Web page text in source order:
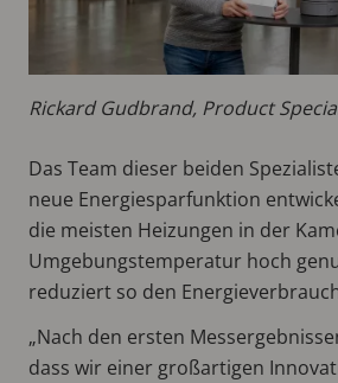
Rickard Gudbrand, Product
Das Team dieser beiden
neue Energiesparfunktion
die meisten Heizungen in der
Umgebungstemperatur hoch
reduziert so den
„Nach den ersten
dass wir einer großartigen